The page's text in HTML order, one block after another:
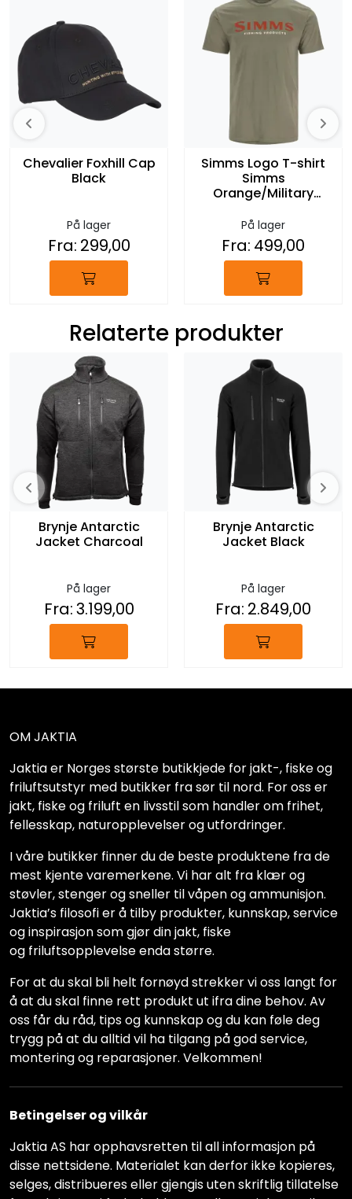
Chevalier Foxhill Cap
Black
På lager
Fra: 299,00
Simms Logo T-shirt
Simms
Orange/Military
På lager
Fra: 499,00
Relaterte produkter
Brynje Antarctic
Jacket Charcoal
På lager
Fra:3.199,00
Brynje Antarctic
Jacket Black
På lager
Fra: 2.849,00
OM JAKTIA
Jaktia er Norges største butikkjede for jakt-, fiske og
friluftsutstyr med butikker fra sør til nord. For oss er
jakt, fiske og friluft en livsstil som handler om frihet,
fellesskap, naturopplevelser og utfordringer.
I våre butikker finner du de beste produktene fra de
mest kjente varemerkene. Vi har alt fra klær og
støvler, stenger og sneller til våpen og ammunisjon.
Jaktia’s filosofi er å tilby produkter, kunnskap, service
og inspirasjon som gjør din jakt, fiske
og friluftsopplevelse enda større.
For at du skal bli helt fornøyd strekker vi oss langt for
å at du skal finne rett produkt ut ifra dine behov. Av
oss får du råd, tips og kunnskap og du kan føle deg
trygg på at du alltid vil ha tilgang på god service,
montering og reparasjoner. Velkommen!
Betingelser og vilkår
Jaktia AS har opphavsretten til all informasjon på
disse nettsidene. Materialet kan derfor ikke kopieres,
selges, distribueres eller gjengis uten skriftlig tillatelse